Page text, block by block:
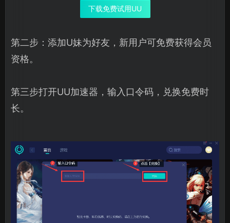
下载免费试用UU
第二步：添加U妹为好友，新用户可免费获得会员
资格。
第三步打开UU加速器，输入口令码，兑换免费时
长。